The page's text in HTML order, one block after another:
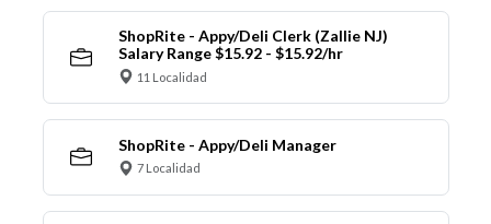
ShopRite - Appy/Deli Clerk (Zallie NJ)
Salary Range $15.92 - $15.92/hr
11 Localidad
ShopRite - Appy/Deli Manager
7 Localidad